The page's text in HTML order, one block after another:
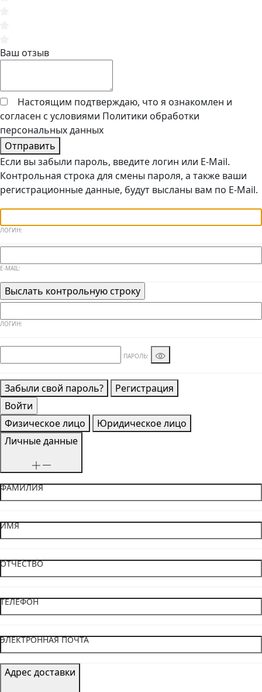
Ваш отзыв
Настоящим подтверждаю, что я ознакомлен и
согласен с условиями Политики обработки
персональных данных
Отправить
Если вы забыли пароль, введите логин или E-Mail.
Контрольная строка для смены пароля, а также ваши
регистрационные данные, будут высланы вам по E-Mail.
ЛОГИН:
E-MAIL:
ЛОГИН:
ПАРОЛЬ:
Забыли свой пароль? Регистрация
Физическое лицо
Юридическое лицо
Личные данные
ФАМИЛИЯ
ИМЯ
ОТЧЕСТВО
ТЕЛЕФОН
ЭЛЕКТРОННАЯ ПОЧТА
Адрес доставки